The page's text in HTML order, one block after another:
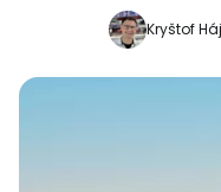
Kryštof